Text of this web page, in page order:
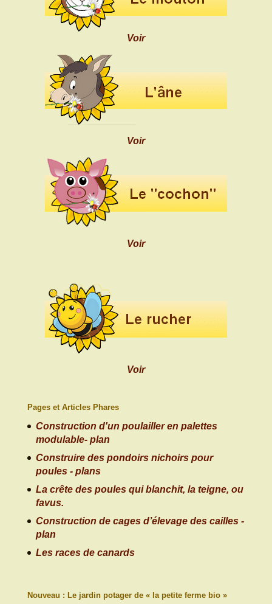
Voir
Voir
Voir
Voir
Pages et Articles Phares
Construction d'un poulailler en palettes
modulable- plan
Construire des pondoirs nichoirs pour
poules - plans
La crête des poules qui blanchit, la teigne, ou
favus.
Construction de cages d’élevage des cailles -
plan
Les races de canards
Nouveau : Le jardin potager de « la petite ferme bio »